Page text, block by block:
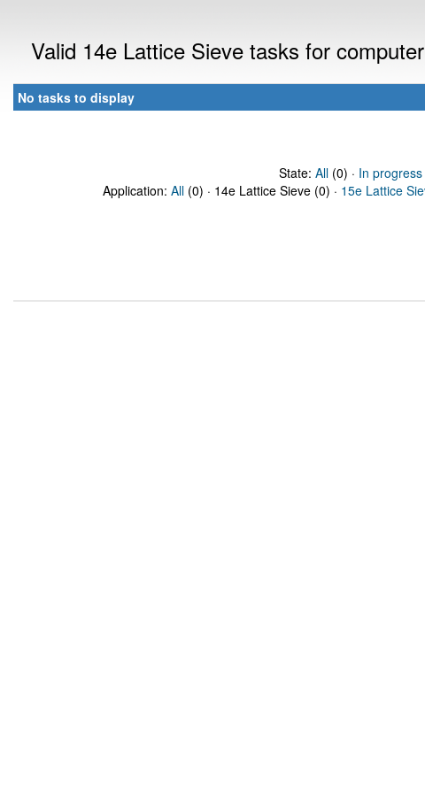
Valid 14e Lattice Sieve tasks for
No tasks to display
State: All(0) · In progress
Application: All (0) · 14e Lattice Sieve (0) · 15e Lattice